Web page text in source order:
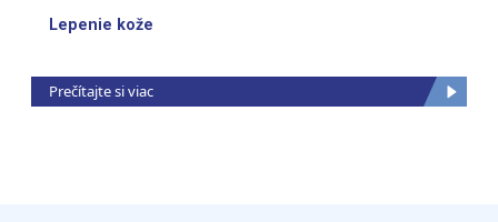
Lepenie kože
Prečítajte si viac